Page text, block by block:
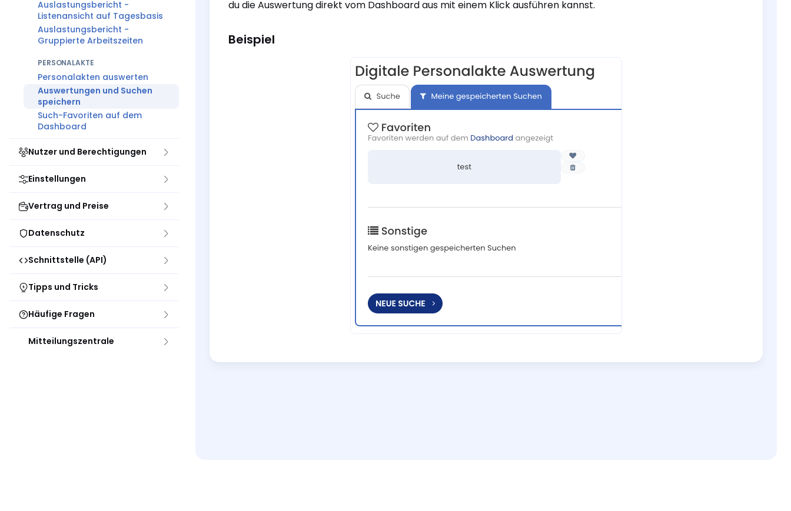
Auslastungsbericht -
Listenansicht auf Tagesbasis
Auslastungsbericht -
Gruppierte Arbeitszeiten
PERSONALAKTE
Personalakten auswerten
Auswertungen und Suchen
speichern
Such-Favoriten auf dem
Dashboard
Nutzer und Berechtigungen
Einstellungen
Vertrag und Preise
Datenschutz
Schnittstelle (API)
Tipps und Tricks
Häufige Fragen
Mitteilungszentrale
du die Auswertung direkt vom Dashboard aus mit einem Klick ausführen kannst.
Beispiel